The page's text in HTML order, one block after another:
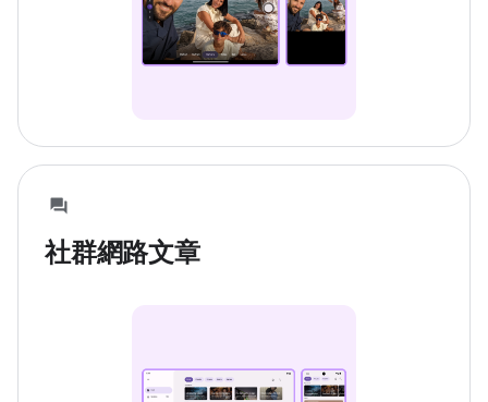
社群網路文章